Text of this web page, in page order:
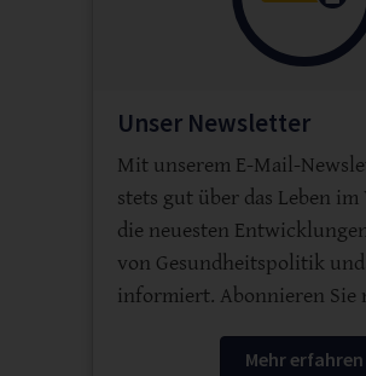
Unser Newsletter
Mit unserem E-Mail-
stets gut über das Leben
die neuesten
von Gesundheitspolitik
informiert. Abonnieren Sie
Mehr erfahren